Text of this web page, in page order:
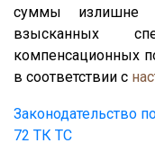
суммы излишне
взысканных
компенсационных
в соответствии с
Законодательство
72 ТК ТС